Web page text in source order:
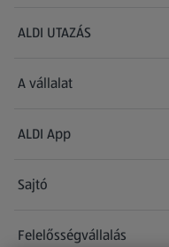
ALDI UTAZÁS
(új oldalon nyílik meg)
A vállalat
ALDI App
Sajtó
Felelősségvállalás